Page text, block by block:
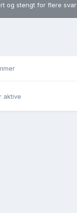
og stengt for flere svar
aktive